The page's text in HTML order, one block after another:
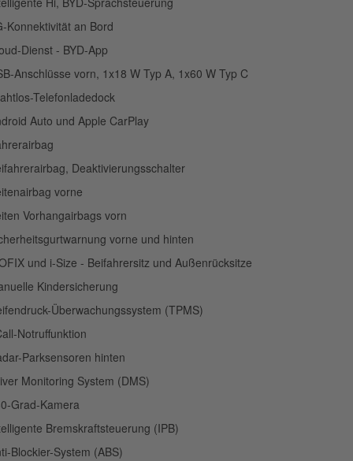
Konnektivität an Bord
Dienst - BYD-App
Anschlüsse vorn, 1x18 W Typ A, 1x60 W Typ C
Telefonladedock
Auto und Apple CarPlay
Deaktivierungsschalter
vorne
Vorhangairbags vorn
vorne und hinten
und i-Size - Beifahrersitz und Außenrücksitze
Kindersicherung
Überwachungssystem (TPMS)
Notruffunktion
Parksensoren hinten
Monitoring System (DMS)
Grad-Kamera
Bremskraftsteuerung (IPB)
Blockier-System (ABS)